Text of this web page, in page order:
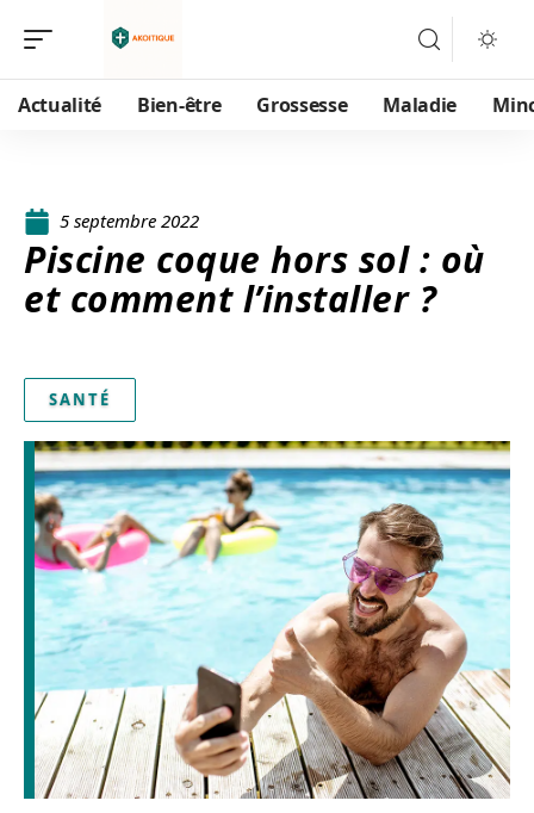
Actualité Bien-être Grossesse Maladie
5 septembre 2022
Piscine coque hors sol : où
et comment l’installer ?
SANTÉ